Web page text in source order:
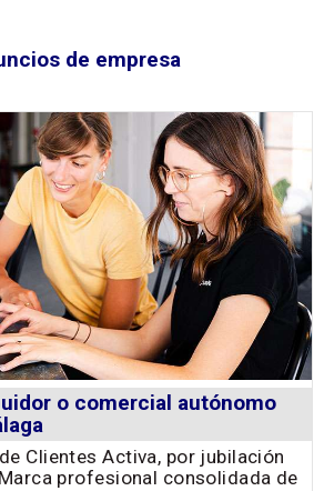
de empresa
o comercial autónomo
Clientes Activa, por jubilación
profesional consolidada de